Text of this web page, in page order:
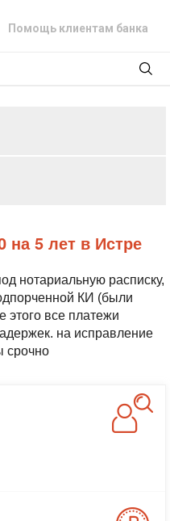
Помощь клиентам банка
на 5 лет в Истре
нотариальную расписку,
КИ (были
этого все платежи
на исправление
срочно